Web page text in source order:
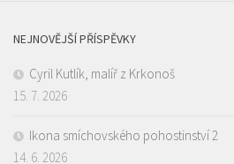
NEJNOVĚJŠÍ PŘÍSPĚVKY
Cyril Kutlík, malíř z Krkonoš
15. 7. 2026
Ikona smíchovského pohostinství 2
14. 6. 2026